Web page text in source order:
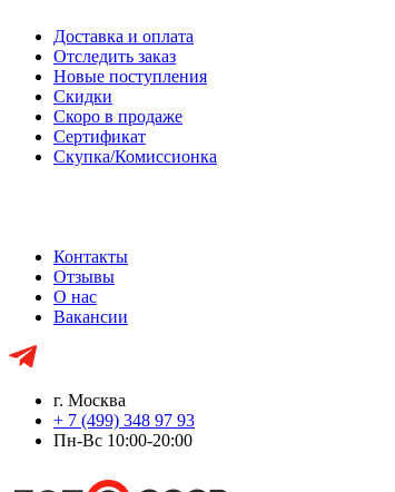
Доставка и оплата
Отследить заказ
Новые поступления
Скидки
Скоро в продаже
Сертификат
Скупка/Комиссионка
Контакты
Отзывы
О нас
Вакансии
г. Москва
+ 7 (499) 348 97 93
Пн-Вс 10:00-20:00